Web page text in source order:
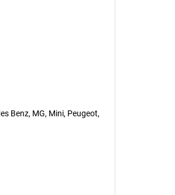
Benz, MG, Mini, Peugeot,